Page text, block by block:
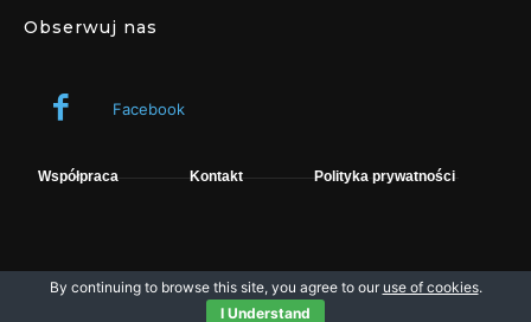
Obserwuj nas
Facebook
Współpraca Kontakt Polityka prywatności
Wszelkie prawa zastrzeżone © fpsystem. Powered by Muzeo.
By continuing to browse this site, you agree to our use of cookies.
I Understand